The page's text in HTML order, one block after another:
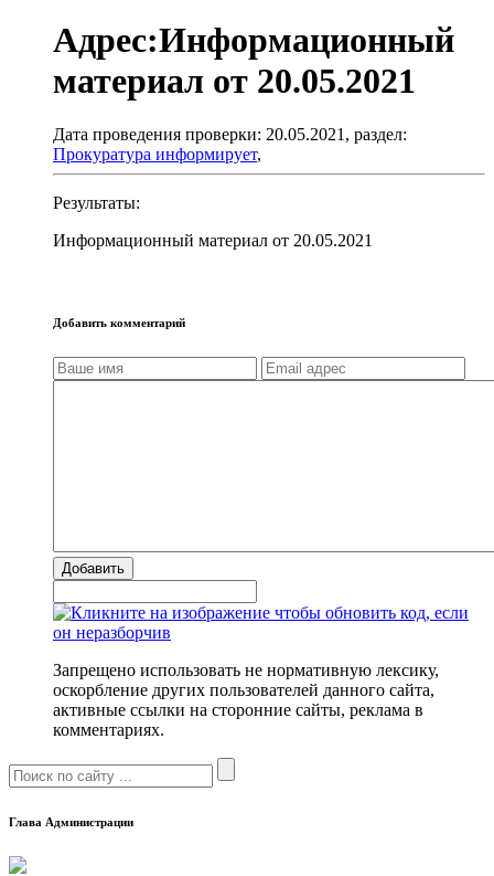
Адрес:Информационный
материал от 20.05.2021
Дата проведения проверки: 20.05.2021, раздел:
Прокуратура информирует,
Результаты:
Информационный материал от 20.05.2021
Добавить комментарий
Добавить
Запрещено использовать не нормативную лексику,
оскорбление других пользователей данного сайта,
активные ссылки на сторонние сайты, реклама в
комментариях.
Глава Администрации